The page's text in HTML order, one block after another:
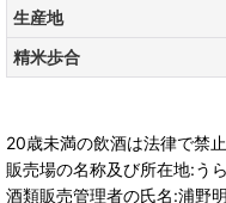
生産地
精米歩合
20歳未満の飲酒は法律で禁
販売場の名称及び所在地:う
酒類販売管理者の氏名:浦野